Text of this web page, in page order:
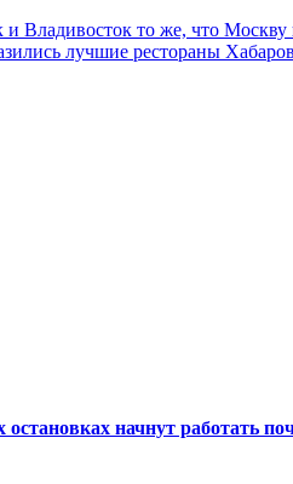
и Владивосток то же, что
лучшие рестораны
начнут работать